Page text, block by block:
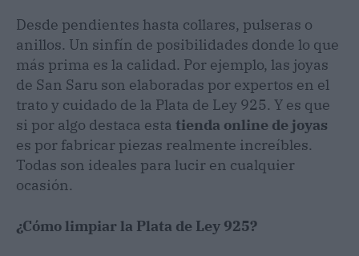
Desde pendientes hasta collares, pulseras o
anillos. Un sinfín de posibilidades donde lo que
más prima es la calidad. Por ejemplo, las joyas
de San Saru son elaboradas por expertos en el
trato y cuidado de la Plata de Ley 925. Y es que
si por algo destaca esta tienda online de joyas
es por fabricar piezas realmente increíbles.
Todas son ideales para lucir en cualquier
ocasión.
¿Cómo limpiar la Plata de Ley 925?